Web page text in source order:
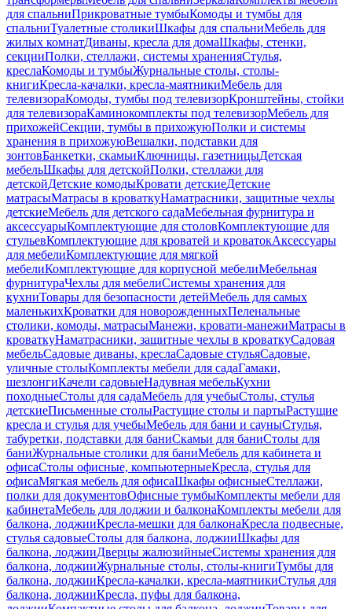
для спальниПрикроватные тумбыКомоды и тумбы для
спальниТуалетные столикиШкафы для спальниМебель для
жилых комнатДиваны, кресла для домаШкафы, стенки,
секцииПолки, стеллажи, системы храненияСтулья,
креслаКомоды и тумбыЖурнальные столы, столы-
книгиКресла-качалки, кресла-маятникиМебель для
телевизораКомоды, тумбы под телевизорКронштейны, стойки
для телевизораКаминокомплекты под телевизорМебель для
прихожейСекции, тумбы в прихожуюПолки и системы
хранения в прихожуюВешалки, подставки для
зонтовБанкетки, скамьиКлючницы, газетницыДетская
мебельШкафы для детскойПолки, стеллажи для
детскойДетские комодыКровати детскиеДетские
матрасыМатрасы в кроваткуНаматрасники, защитные чехлы
детскиеМебель для детского садаМебельная фурнитура и
аксессуарыКомплектующие для столовКомплектующие для
стульевКомплектующие для кроватей и кроватокАксессуары
для мебелиКомплектующие для мягкой
мебелиКомплектующие для корпусной мебелиМебельная
фурнитураЧехлы для мебелиСистемы хранения для
кухниТовары для безопасности детейМебель для самых
маленькихКроватки для новорожденныхПеленальные
столики, комоды, матрасыМанежи, кровати-манежиМатрасы в
кроваткуНаматрасники, защитные чехлы в кроваткуСадовая
мебельСадовые диваны, креслаСадовые стульяСадовые,
уличные столыКомплекты мебели для садаГамаки,
шезлонгиКачели садовыеНадувная мебельКухни
походныеСтолы для садаМебель для учебыСтолы, стулья
детскиеПисьменные столыРастущие столы и партыРастущие
кресла и стулья для учебыМебель для бани и сауныСтулья,
табуретки, подставки для баниСкамьи для баниСтолы для
баниЖурнальные столики для баниМебель для кабинета и
офисаСтолы офисные, компьютерныеКресла, стулья для
офисаМягкая мебель для офисаШкафы офисныеСтеллажи,
полки для документовОфисные тумбыКомплекты мебели для
кабинетаМебель для лоджии и балконаКомплекты мебели для
балкона, лоджииКресла-мешки для балконаКресла подвесные,
стулья садовыеСтолы для балкона, лоджииШкафы для
балкона, лоджииДверцы жалюзийныеСистемы хранения для
балкона, лоджииЖурнальные столы, столы-книгиТумбы для
балкона, лоджииКресла-качалки, кресла-маятникиСтулья для
балкона, лоджииКресла, пуфы для балкона,